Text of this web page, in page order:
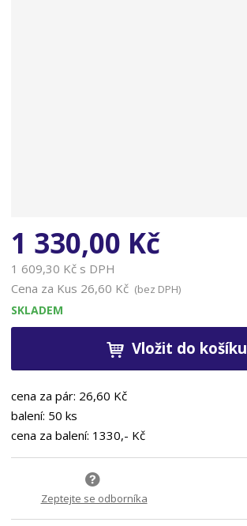
1 330,00 Kč
1 609,30 Kč s DPH
Cena za Kus 26,60 Kč (bez DPH)
SKLADEM
Vložit do košíku
cena za pár: 26,60 Kč
balení: 50 ks
cena za balení: 1330,- Kč
Zeptejte se odborníka